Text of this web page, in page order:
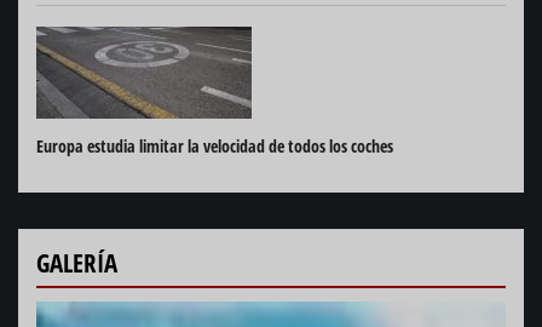
Europa estudia limitar la velocidad de todos los coches
GALERÍA